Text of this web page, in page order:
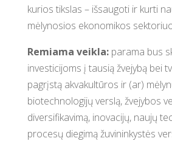
kurios tikslas – išsaugoti ir kurti
mėlynosios ekonomikos
Remiama veikla:parama bus
investicijoms į tausią žvejybą bei
pagrįstą akvakultūros ir (ar)
biotechnologijų verslą, žvejybos
diversifikavimą, inovacijų, naujų
procesų diegimą žuvininkystės